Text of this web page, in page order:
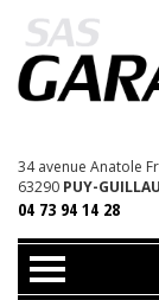
34 avenue Anatole
63290 PUY-
04 73 94 14 28